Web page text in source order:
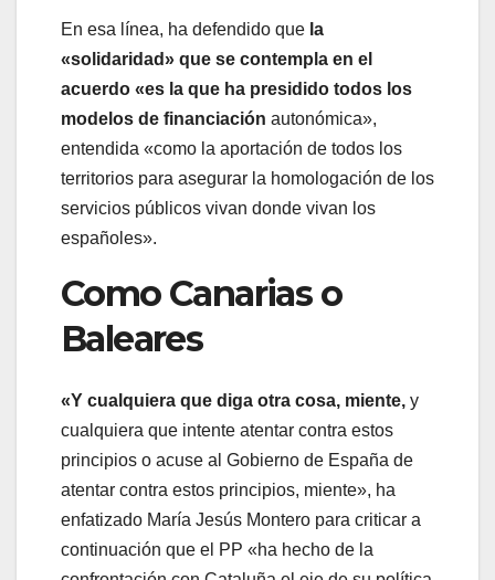
En esa línea, ha defendido que la
«solidaridad» que se contempla en el
acuerdo «es la que ha presidido todos los
modelos de financiación autonómica»,
entendida «como la aportación de todos los
territorios para asegurar la homologación de los
servicios públicos vivan donde vivan los
españoles».
Como Canarias o
Baleares
«Y cualquiera que diga otra cosa, miente, y
cualquiera que intente atentar contra estos
principios o acuse al Gobierno de España de
atentar contra estos principios, miente», ha
enfatizado María Jesús Montero para criticar a
continuación que el PP «ha hecho de la